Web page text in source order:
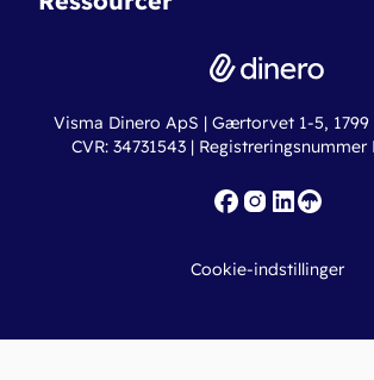
Dinero Pro
Erhvervslån
Fakturaskabeloner
Online regnskabskurser
Ny virksomhed
Iværksætterlegat
Visma Dinero ApS | Gærtorvet 1-5, 1799
CVR: 34731543 | Registreringsnummer
Cookie-indstillinger